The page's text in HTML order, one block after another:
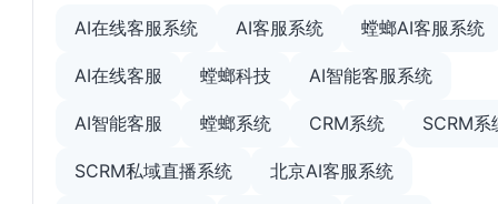
AI在线客服系统 AI客服系统 螳螂AI客服系统
AI在线客服 螳螂科技 AI智能客服系统
AI智能客服 螳螂系统 CRM系统 SCRM系
SCRM私域直播系统 北京AI客服系统